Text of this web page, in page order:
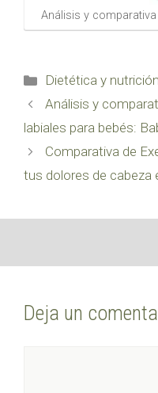
Análisis y
Categorías
Dietética y nutrición
Análisis y
labiales para bebés:
Comparativa de
tus dolores de cabeza
Deja un